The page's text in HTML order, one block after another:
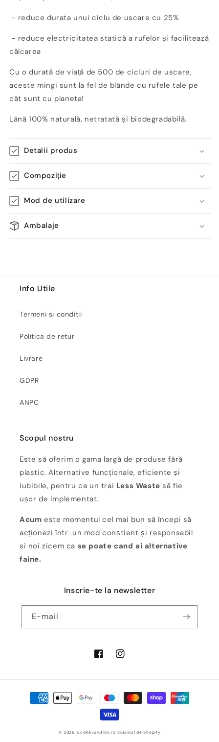
- reduce durata unui ciclu de uscare cu 25%
- reduce electricitatea statică a rufelor și facilitează
călcarea
Cu o durată de viață de 500 de cicluri de uscare,
aceste mingi sunt la fel de blânde cu rufele tale pe
cât sunt cu planeta!
Lână 100% naturală, netratată și biodegradabilă.
Detalii produs
Compoziție
Mod de utilizare
Ambalaje
Info Utile
Termeni si conditii
Politica de retur
Livrare
GDPR
ANPC
Scopul nostru
Este să oferim o gama largă de produse fără
plastic. Alternative funcționale, eficiente și
iubibile, pentru ca un trai Less Waste să fie
ușor de implementat.
Acum este momentul cel mai bun să începi să
acționezi într-un mod conștient și responsabil
si noi zicem ca se poate cand ai alternative
faine.
Inscrie-te la newsletter
E-mail
FacebookInstagram
Metode
© 2026,EcoRevolution.ro Susținut de Shopify